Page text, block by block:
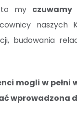
my
naszych
budowania
mogli w
wprowadzona